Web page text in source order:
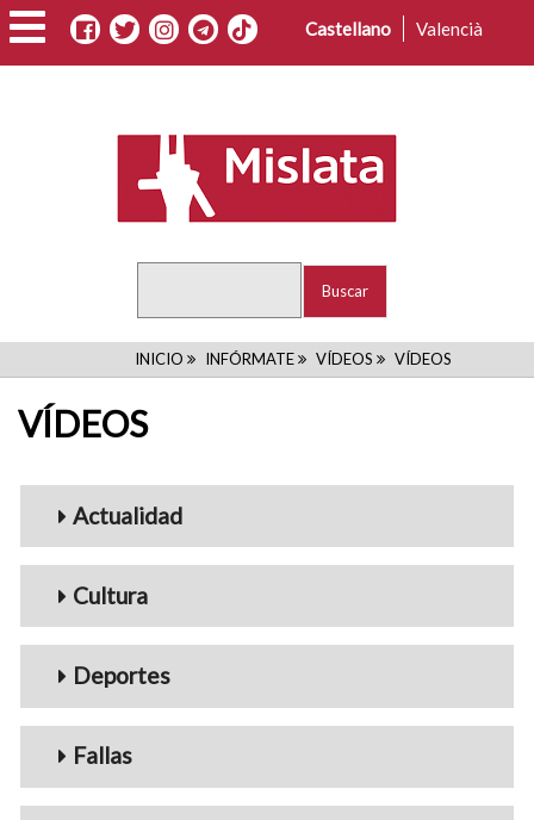
Pasar
al
contenido
Castellano Valencià
RUTA
INICIO INFÓRMATE VÍDEOS VÍDEOS
VÍDEOS
Menu_Videos
Actualidad
Cultura
Deportes
Fallas